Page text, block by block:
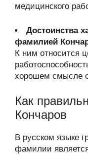
медицинского
Достоинства
фамилией
К ним относится
хорошем смысле
Как
Кончаров
В русском языке
фамилии